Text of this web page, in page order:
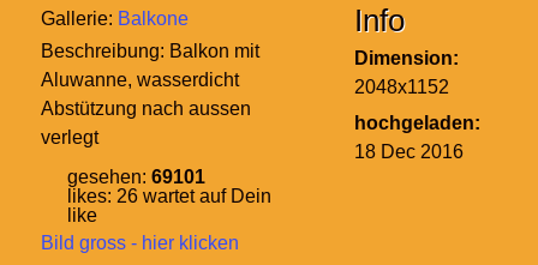
Gallerie: Balkone
Beschreibung: Balkon mit
Aluwanne, wasserdicht
Abstützung nach aussen
verlegt
gesehen: 69101
likes: 26 wartet auf Dein
like
Bild gross - hier klicken
Info
Dimension:
2048x1152
hochgeladen:
18 Dec 2016